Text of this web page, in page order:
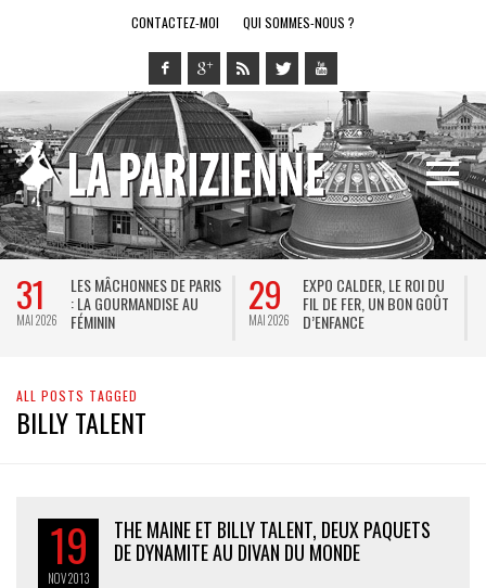
CONTACTEZ-MOI QUI SOMMES-NOUS ?
31
MAI 2026
LES MÂCHONNES DE PARIS
: LA GOURMANDISE AU
FÉMININ
29
MAI 2026
EXPO CALDER, LE ROI DU
FIL DE FER, UN BON GOÛT
D’ENFANCE
ALL POSTS TAGGED
BILLY TALENT
19
NOV2013
THE MAINE ET BILLY TALENT, DEUX PAQUETS
DE DYNAMITE AU DIVAN DU MONDE